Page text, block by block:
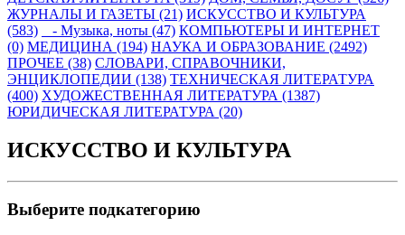
ЖУРНАЛЫ И ГАЗЕТЫ (21) ИСКУССТВО И КУЛЬТУРА
(583)
- Музыка, ноты (47) КОМПЬЮТЕРЫ И ИНТЕРНЕТ
(0) МЕДИЦИНА (194) НАУКА И ОБРАЗОВАНИЕ (2492)
ПРОЧЕЕ (38) СЛОВАРИ, СПРАВОЧНИКИ,
ЭНЦИКЛОПЕДИИ (138) ТЕХНИЧЕСКАЯ ЛИТЕРАТУРА
(400) ХУДОЖЕСТВЕННАЯ ЛИТЕРАТУРА (1387)
ЮРИДИЧЕСКАЯ ЛИТЕРАТУРА (20)
ИСКУССТВО И КУЛЬТУРА
Выберите подкатегорию